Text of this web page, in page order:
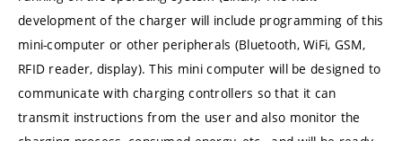
development of the charger will include programming of this
mini-computer or other peripherals (Bluetooth, WiFi, GSM,
RFID reader, display). This mini computer will be designed to
communicate with charging controllers so that it can
transmit instructions from the user and also monitor the